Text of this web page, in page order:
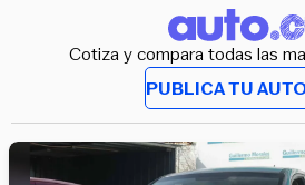
Cotiza y compara todas las
PUBLICA TU